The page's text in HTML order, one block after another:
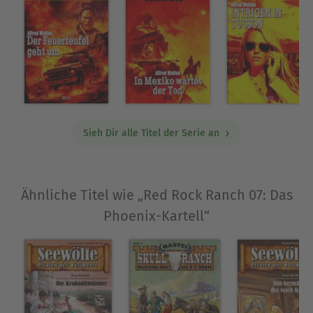
Sieh Dir alle Titel der Serie an
Ähnliche Titel wie „Red Rock Ranch 07: Das
Phoenix-Kartell“